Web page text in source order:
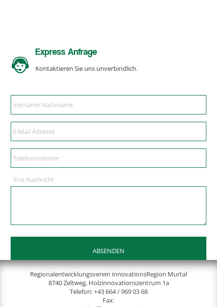
Express Anfrage
Kontaktieren Sie uns unverbindlich.
Ihre Nachricht
Regionalentwicklungsverein innovationsRegion Murtal
8740 Zeltweg, Holzinnovationszentrum 1a
Telefon:+43 664 / 969 03 68
Fax: